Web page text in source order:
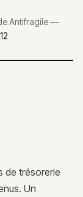
Antifragile—
de trésorerie
Un